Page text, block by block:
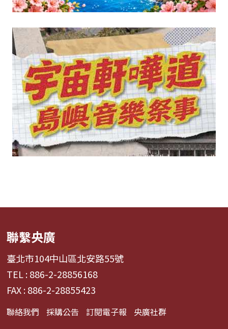
聯繫央廣
臺北市104中山區北安路55號
TEL : 886-2-28856168
FAX : 886-2-28855423
聯絡我們 採購公告 訂閱電子報 央廣社群